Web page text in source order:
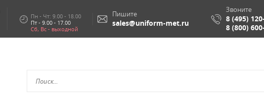
Пн - Чт: 9.00 - 18.00
Пт - 9.00 - 17.00
Сб, Вс - выходной
Пишите
sales@uniform-met.ru
Звоните
8 (495)
8 (800)